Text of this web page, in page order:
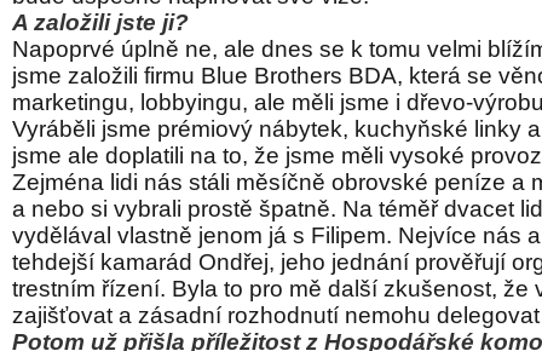
A založili jste ji?
Napoprvé úplně ne, ale dnes se k tomu velmi
jsme založili firmu Blue Brothers BDA, která se
marketingu, lobbyingu, ale měli jsme i dřevo-
Vyráběli jsme prémiový nábytek, kuchyňské linky
jsme ale doplatili na to, že jsme měli vysoké
Zejména lidi nás stáli měsíčně obrovské peníze a
a nebo si vybrali prostě špatně. Na téměř dvacet
vydělával vlastně jenom já s Filipem. Nejvíce nás
tehdejší kamarád Ondřej, jeho jednání prověřují
trestním řízení. Byla to pro mě další zkušenost, že
zajišťovat a zásadní rozhodnutí nemohu
Potom už přišla příležitost z Hospodářské